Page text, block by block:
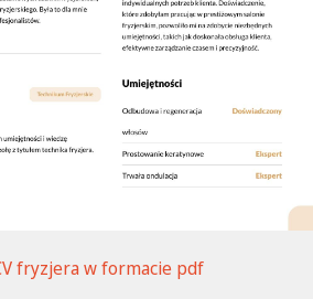
fryzjera w formacie pdf